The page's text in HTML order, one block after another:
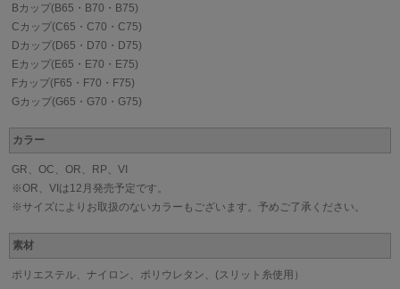
Bカップ(B65・B70・B75)
Cカップ(C65・C70・C75)
Dカップ(D65・D70・D75)
Eカップ(E65・E70・E75)
Fカップ(F65・F70・F75)
Gカップ(G65・G70・G75)
カラー
GR、OC、OR、RP、VI
※OR、VIは12月発売予定です。
※サイズによりお取扱のないカラーもございます。予めご了承ください。
素材
ポリエステル、ナイロン、ポリウレタン、(スリット糸使用）